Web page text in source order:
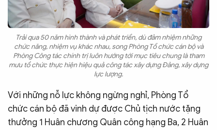
Trải qua 50 năm hình thành và phát triển, dù đảm nhiệm những
chức năng, nhiệm vụ khác nhau, song Phòng Tổ chức cán bộ và
Phòng Công tác chính trị luôn hướng tới mục tiêu chung là tham
mưu tổ chức thực hiện hiệu quả công tác xây dựng Đảng, xây dựng
lực lượng.
Với những nỗ lực không ngừng nghỉ, Phòng Tổ
chức cán bộ đã vinh dự được Chủ tịch nước tặng
thưởng 1 Huân chương Quân công hạng Ba, 2 Huân